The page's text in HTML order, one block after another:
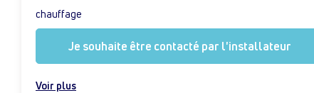
chauffage
Je souhaite être contacté par l'installateur
Voir plus